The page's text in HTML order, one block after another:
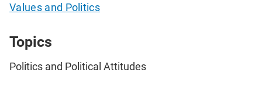
Values and Politics
Topics
Politics and Political Attitudes